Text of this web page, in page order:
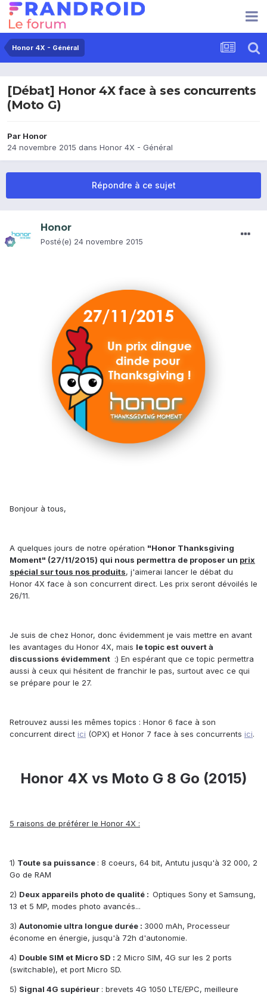
Honor 4X - Général
[Débat] Honor 4X face à ses concurrents
(Moto G)
Par Honor
24 novembre 2015 dans Honor 4X - Général
Répondre à ce sujet
Honor
Posté(e) 24 novembre 2015
Bonjour à tous,
A quelques jours de notre opération "Honor Thanksgiving
Moment" (27/11/2015) qui nous permettra de proposer un prix
spécial sur tous nos produits, j'aimerai lancer le débat du
Honor 4X face à son concurrent direct. Les prix seront dévoilés le
26/11.
Je suis de chez Honor, donc évidemment je vais mettre en avant
les avantages du Honor 4X, mais le topic est ouvert à
discussions évidemment :) En espérant que ce topic permettra
aussi à ceux qui hésitent de franchir le pas, surtout avec ce qui
se prépare pour le 27.
Retrouvez aussi les mêmes topics : Honor 6 face à son
concurrent direct ici (OPX) et Honor 7 face à ses concurrents ici.
Honor 4X vs Moto G 8 Go (2015)
5 raisons de préférer le Honor 4X :
1) Toute sa puissance : 8 coeurs, 64 bit, Antutu jusqu'à 32 000, 2
Go de RAM
2) Deux appareils photo de qualité : Optiques Sony et Samsung,
13 et 5 MP, modes photo avancés...
3) Autonomie ultra longue durée : 3000 mAh, Processeur
économe en énergie, jusqu'à 72h d'autonomie.
4) Double SIM et Micro SD : 2 Micro SIM, 4G sur les 2 ports
(switchable), et port Micro SD.
5) Signal 4G supérieur : brevets 4G 1050 LTE/EPC, meilleure